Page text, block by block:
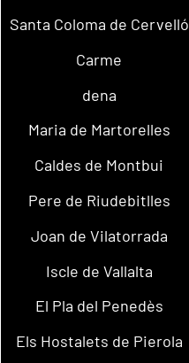
Santa Coloma de Cervelló
Carme
dena
Maria de Martorelles
Caldes de Montbui
Pere de Riudebitlles
Joan de Vilatorrada
Iscle de Vallalta
El Pla del Penedès
Els Hostalets de Pierola